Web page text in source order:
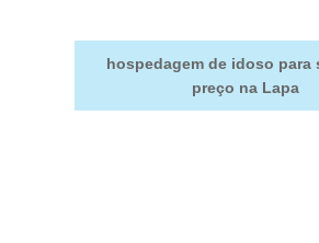
hospedagem de idoso para
preço na Lapa